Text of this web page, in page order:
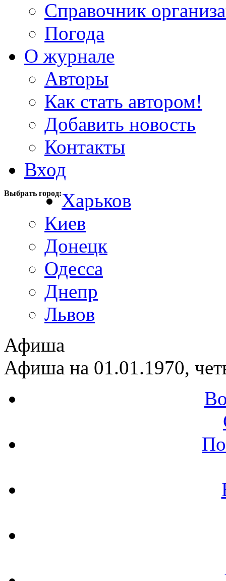
Справочник
Погода
О журнале
Авторы
Как стать автором!
Добавить новость
Контакты
Вход
Выбрать город:Харьков
Киев
Донецк
Одесса
Днепр
Львов
Афиша
Афиша на 01.01.1970,